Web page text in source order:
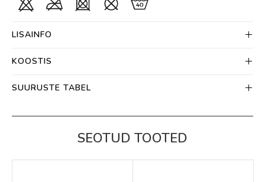
LISAINFO
KOOSTIS
SUURUSTE TABEL
SEOTUD TOOTED